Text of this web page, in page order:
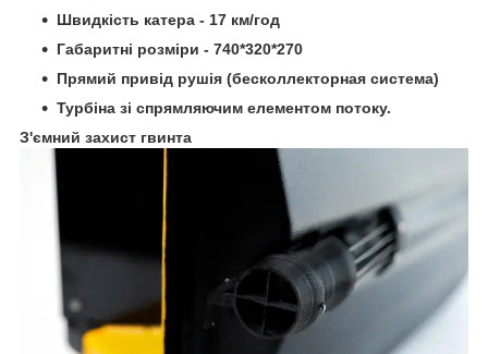
Швидкість катера - 17 км/год
Габаритні розміри - 740*320*270
Прямий привід рушія (бесколлекторная система)
Турбіна зі спрямляючим елементом потоку.
З'ємний захист гвинта